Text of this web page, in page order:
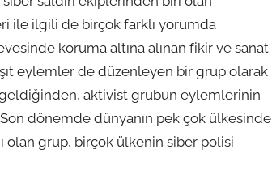
ile ilgili de birçok farklı yorumda
koruma altına alınan fikir ve sanat
eylemler de düzenleyen bir grup olarak
geldiğinden, aktivist grubun eylemlerinin
dönemde dünyanın pek çok ülkesinde
olan grup, birçok ülkenin siber polisi